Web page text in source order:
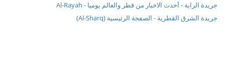
جريدة الراية - أحدث الاخبار من قطر والعالم يوميا - Al-Rayah
جريدة الشرق القطرية - الصفحة الرئيسية (Al-Sharq)